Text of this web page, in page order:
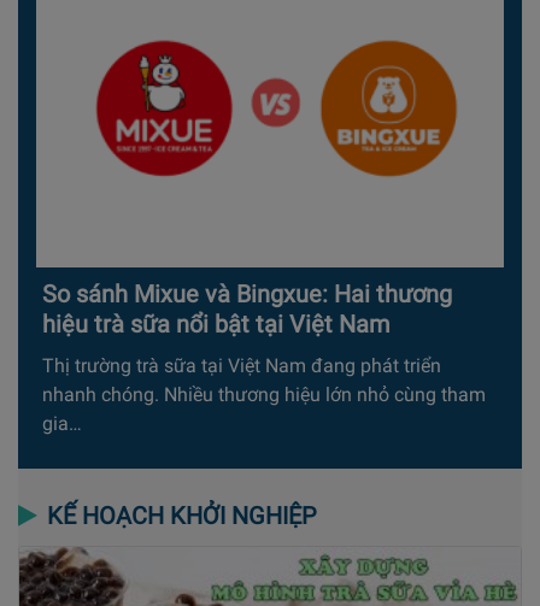
So sánh Mixue và Bingxue: Hai thương
hiệu trà sữa nổi bật tại Việt Nam
Thị trường trà sữa tại Việt Nam đang phát triển
nhanh chóng. Nhiều thương hiệu lớn nhỏ cùng tham
gia…
KẾ HOẠCH KHỞI NGHIỆP